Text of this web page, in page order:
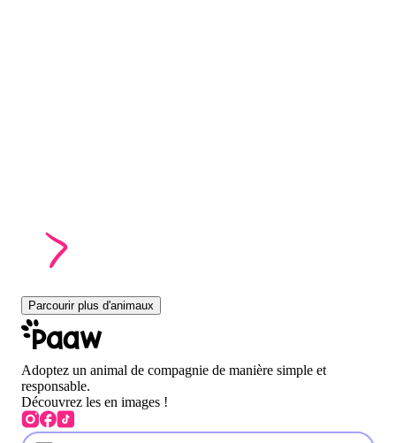
Parcourir plus d'animaux
Adoptez un animal de compagnie de manière simple et
responsable.
Découvrez les en images !